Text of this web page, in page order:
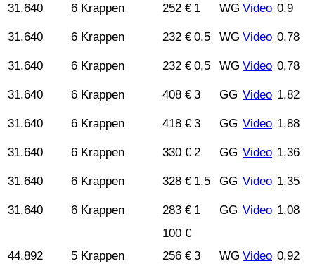
31.640 6 Krappen 252 € 1 WG Video 0,9
31.640 6 Krappen 232 € 0,5 WG Video 0,78
31.640 6 Krappen 232 € 0,5 WG Video 0,78
31.640 6 Krappen 408 € 3 GG Video 1,82
31.640 6 Krappen 418 € 3 GG Video 1,88
31.640 6 Krappen 330 € 2 GG Video 1,36
31.640 6 Krappen 328 € 1,5 GG Video 1,35
31.640 6 Krappen 283 € 1 GG Video 1,08
100 €
44.892
5 Krappen 256 € 3 WG Video 0,92